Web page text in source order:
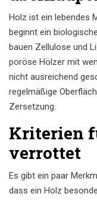
Holz ist ein lebendes
beginnt ein
bauen Zellulose und
poröse Hölzer mit
nicht ausreichend
regelmäßige
Zersetzung.
Kriterien
verrottet
Es gibt ein paar
dass ein Holz